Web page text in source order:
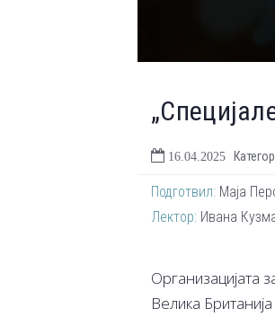
16.04.2025
Подготвил: Маја
Лектор: Ивана
Организацијата
Велика